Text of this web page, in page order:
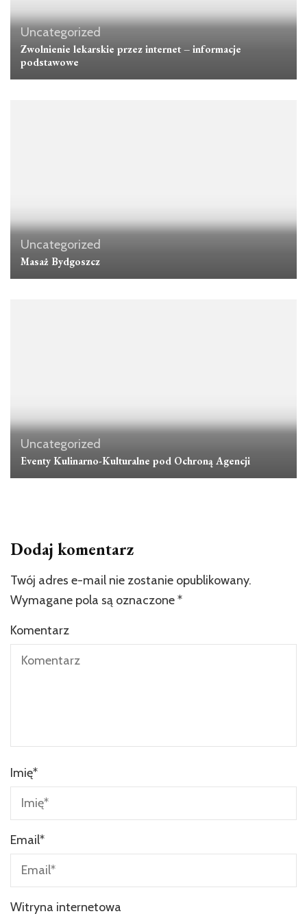
Uncategorized
Zwolnienie lekarskie przez internet – informacje
podstawowe
Uncategorized
Masaż Bydgoszcz
Uncategorized
Eventy Kulinarno-Kulturalne pod Ochroną Agencji
Dodaj komentarz
Twój adres e-mail nie zostanie opublikowany.
Wymagane pola są oznaczone*
Komentarz
Imię*
Email*
Witryna internetowa